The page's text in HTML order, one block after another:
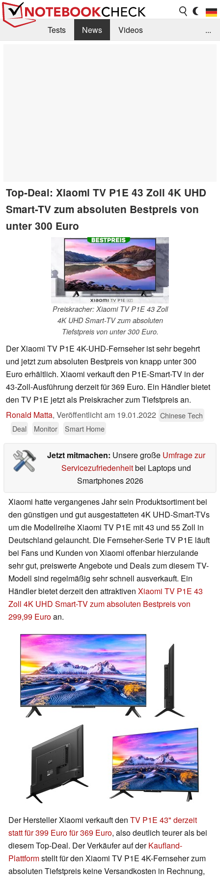
Tests News
Videos
...
Top-Deal: Xiaomi TV P1E 43 Zoll 4K UHD
Smart-TV zum absoluten Bestpreis von
unter 300 Euro
Preiskracher: Xiaomi TV P1E 43 Zoll
4K UHD Smart-TV zum absoluten
Tiefstpreis von unter 300 Euro.
Der Xiaomi TV P1E 4K-UHD-Fernseher ist sehr begehrt
und jetzt zum absoluten Bestpreis von knapp unter 300
Euro erhältlich. Xiaomi verkauft den P1E-Smart-TV in der
43-Zoll-Ausführung derzeit für 369 Euro. Ein Händler bietet
den TV P1E jetzt als Preiskracher zum Tiefstpreis an.
Ronald Matta, Veröffentlicht am 19.01.2022 Chinese Tech
Deal
Monitor Smart Home
Jetzt mitmachen: Unsere große Umfrage zur
Servicezufriedenheitbei Laptops und
Smartphones 2026
Xiaomi hatte vergangenes Jahr sein Produktsortiment bei
den günstigen und gut ausgestatteten 4K UHD-Smart-TVs
um die Modellreihe Xiaomi TV P1E mit 43 und 55 Zoll in
Deutschland gelauncht. Die Fernseher-Serie TV P1E läuft
bei Fans und Kunden von Xiaomi offenbar hierzulande
sehr gut, preiswerte Angebote und Deals zum diesem TV-
Modell sind regelmäßig sehr schnell ausverkauft. Ein
Händler bietet derzeit den attraktiven Xiaomi TV P1E 43
Zoll 4K UHD Smart-TV zum absoluten Bestpreis von
299,99 Euroan.
Der Hersteller Xiaomi verkauft den TV P1E 43" derzeit
statt für 399 Euro für 369 Euro, also deutlich teurer als bei
diesem Top-Deal. Der Verkäufer auf derKaufland-
Plattformstellt für den Xiaomi TV P1E 4K-Fernseher zum
absoluten Tiefstpreis keine Versandkosten in Rechnung,